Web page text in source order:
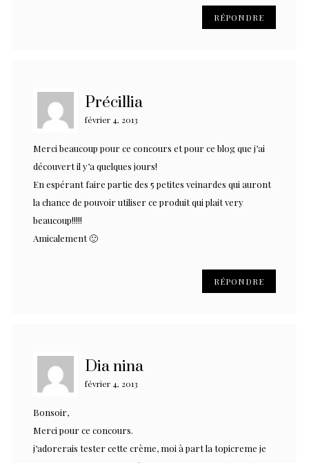
RÉPONDRE
Précillia
février 4, 2013
Merci beaucoup pour ce concours et pour ce blog que j’ai
découvert il y’a quelques jours!
En espérant faire partie des 5 petites veinardes qui auront
la chance de pouvoir utiliser ce produit qui plait very
beaucoup!!!!!
Amicalement 🙂
RÉPONDRE
Dia nina
février 4, 2013
Bonsoir,
Merci pour ce concours.
j’adorerais tester cette crème, moi à part la topicreme je